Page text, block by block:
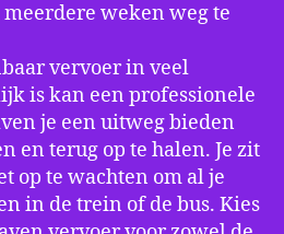
weken weg te
vervoer in veel
is kan een professionele
je een uitweg bieden
en terug op te halen. Je zit
op te wachten om al je
in de trein of de bus. Kies